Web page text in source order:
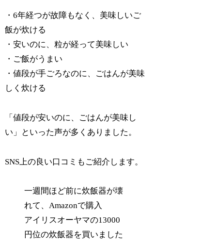
・6年経つが故障もなく、美味しいご
飯が炊ける
・安いのに、粒が経って美味しい
・ご飯がうまい
・値段が手ごろなのに、ごはんが美味
しく炊ける
「値段が安いのに、ごはんが美味し
い」といった声が多くありました。
SNS上の良い口コミもご紹介します。
一週間ほど前に炊飯器が壊
れて、Amazonで購入
アイリスオーヤマの13000
円位の炊飯器を買いました